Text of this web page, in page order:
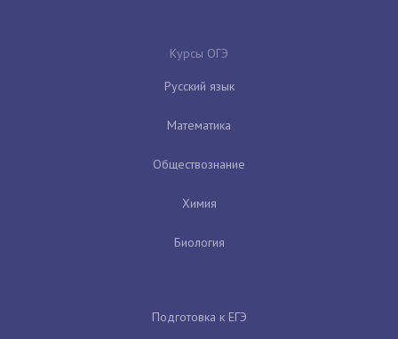
Курсы ОГЭ
Русский язык
Математика
Обществознание
Химия
Биология
Подготовка к ЕГЭ